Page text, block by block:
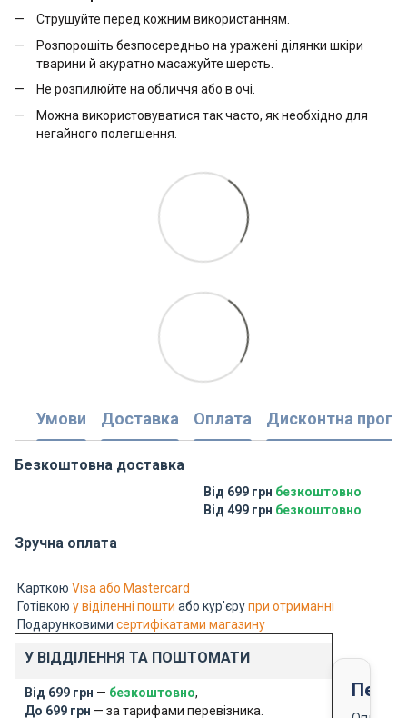
Струшуйте перед кожним використанням.
Розпорошіть безпосередньо на уражені ділянки шкіри
тварини й акуратно масажуйте шерсть.
Не розпилюйте на обличчя або в очі.
Можна використовуватися так часто, як необхідно для
негайного полегшення.
Умови Доставка Оплата Дисконтна
Безкоштовна доставка
Від 699 грн безкоштовно
Від 499 грн безкоштовно
Зручна оплата
Карткою Visa або Mastercard
Готівкою у віділенні пошти або кур'єрупри отриманні
Подарунковими сертифікатами магазину
У ВІДДІЛЕННЯ ТА ПОШТОМАТИ
Від 699 грн — безкоштовно,
До 699 грн — за тарифами перевізника.